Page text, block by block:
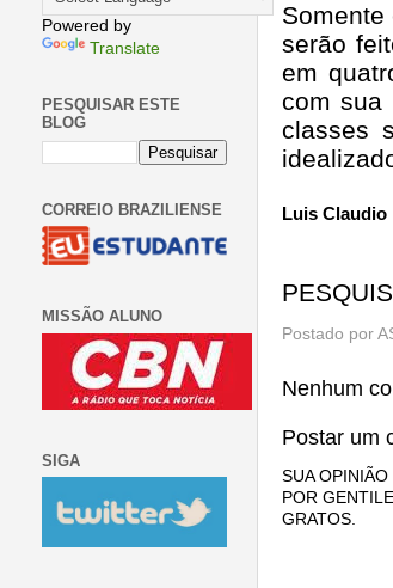
serão
em
com sua
classes
Luis Claudio
Postado por
Nenhum
Postar um
SUA OPINIÃO
POR
GRATOS.
Powered by
Translate
PESQUISAR ESTE
BLOG
CORREIO BRAZILIENSE
MISSÃO ALUNO
SIGA